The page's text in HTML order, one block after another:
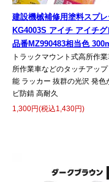
建設機械補修用塗料スプ
KG4003S アイチ アイチ
品番MZ990483相当色
トラックマウント式高所作
所作業車などのタッチアッ
能 ラッカー 抜群の光沢 発色
ビ防錆 高耐久
1,300円(税込1,430円)